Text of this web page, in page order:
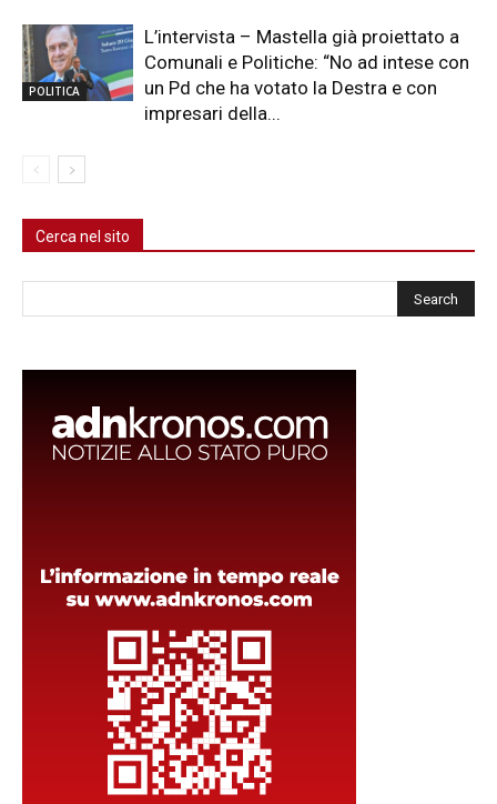
POLITICA
L’intervista – Mastella già proiettato a
Comunali e Politiche: “No ad intese con
un Pd che ha votato la Destra e con
impresari della...
Cerca nel sito